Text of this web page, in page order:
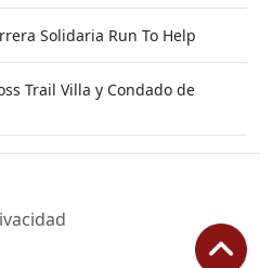
Solidaria Run To Help
Trail Villa y Condado de